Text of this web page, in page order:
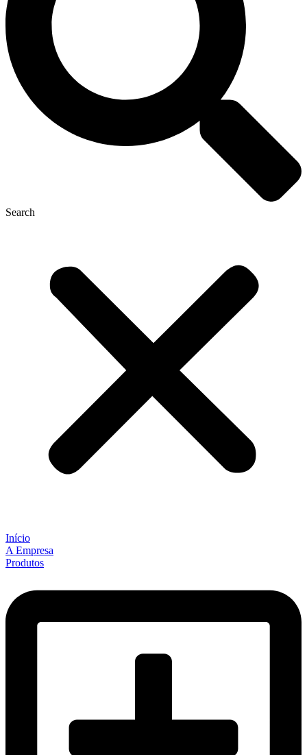
Search
Início
A Empresa
Produtos